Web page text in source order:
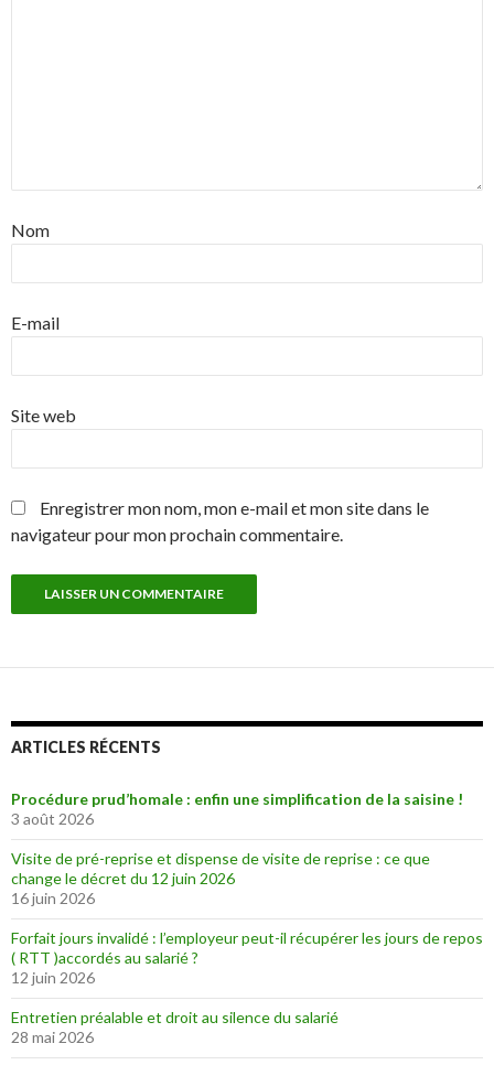
Nom
E-mail
Site web
Enregistrer mon nom, mon e-mail et mon site dans le
navigateur pour mon prochain commentaire.
ARTICLES RÉCENTS
Procédure prud’homale : enfin une simplification de la saisine !
3 août 2026
Visite de pré-reprise et dispense de visite de reprise : ce que
change le décret du 12 juin 2026
16 juin 2026
Forfait jours invalidé : l’employeur peut-il récupérer les jours de repos
( RTT )accordés au salarié ?
12 juin 2026
Entretien préalable et droit au silence du salarié
28 mai 2026